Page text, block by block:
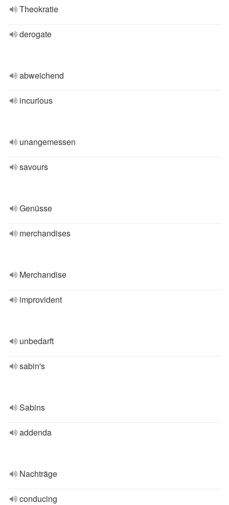
Theokratie
derogate
abweichend
incurious
unangemessen
savours
Genüsse
merchandises
Merchandise
improvident
unbedarft
sabin's
Sabins
addenda
Nachträge
conducing